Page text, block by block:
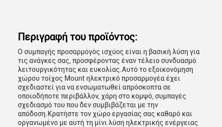
Περιγραφή του προϊόντος:
Ο συμπαγής προσαρμογός ισχύος είναι η βασική λύση για
τις ανάγκες σας, προσφέροντας έναν τέλειο συνδυασμό
λειτουργικότητας και ευκολίας.Αυτό το εξοικονόμηση
χώρου τοίχος Mount ηλεκτρικό προσαρμογέα έχει
σχεδιαστεί για να ενσωματωθεί απρόσκοπτα σε
οποιοδήποτε περιβάλλον, χάρη στο κομψό, συμπαγές
σχεδιασμό του που δεν συμβιβάζεται με την
απόδοση.Κρατήστε τον χώρο εργασίας σας καθαρό και
οργανωμένο με αυτή τη μίνι λύση ηλεκτρικής ενέργειας